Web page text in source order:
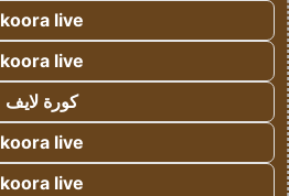
koora live
koora live
كورة لايف
koora live
koora live